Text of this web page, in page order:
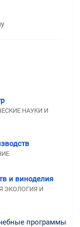
НАУКИ И
и виноделия
ЭКОЛОГИЯ И
программы